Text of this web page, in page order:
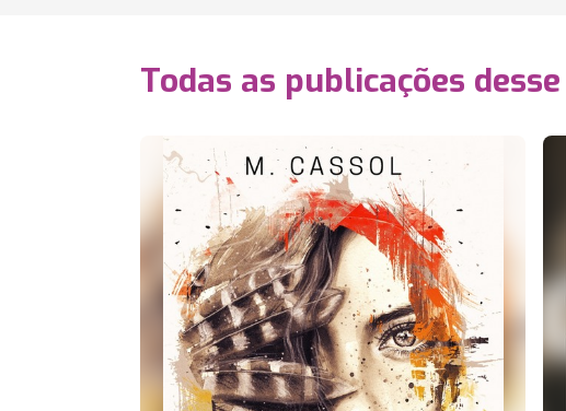
Todas as publicações